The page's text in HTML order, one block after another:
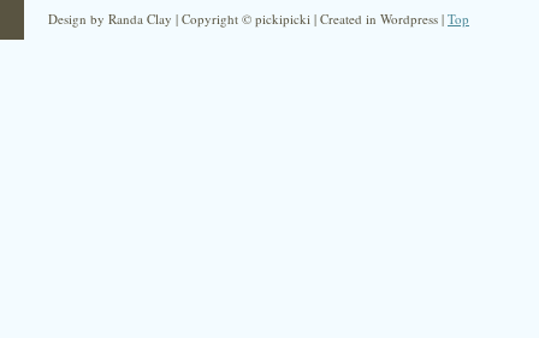
Design by Randa Clay | Copyright © pickipicki | Created in Wordpress | Top